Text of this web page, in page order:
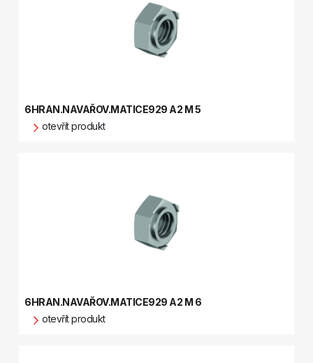
6HRAN.NAVAŘOV.MATICE929 A2 M 5
otevřít produkt
6HRAN.NAVAŘOV.MATICE929 A2 M 6
otevřít produkt